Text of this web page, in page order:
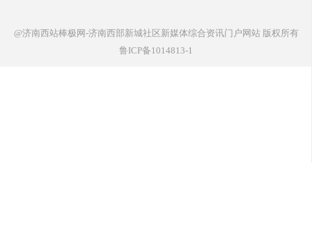
@济南西站棒极网-济南西部新城社区新媒体综合资讯门户网站版权所有
鲁ICP备1014813-1